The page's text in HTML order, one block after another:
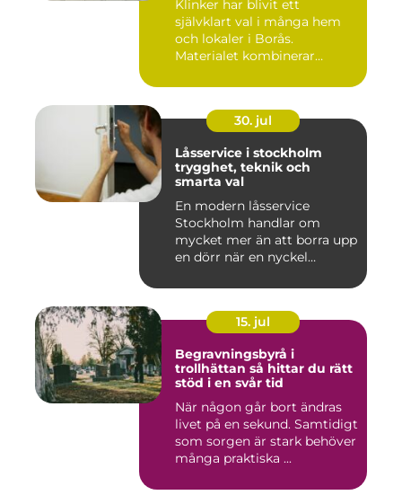
Klinker har blivit ett
självklart val i många hem
och lokaler i Borås.
Materialet kombinerar
30. jul
Låsservice i stockholm
trygghet, teknik och
smarta val
En modern låsservice
Stockholm handlar om
mycket mer än att borra upp
en dörr när en nyckel
15. jul
Begravningsbyrå i
trollhättan så hittar du rätt
stöd i en svår tid
När någon går bort ändras
livet på en sekund. Samtidigt
som sorgen är stark behöver
många praktiska ...